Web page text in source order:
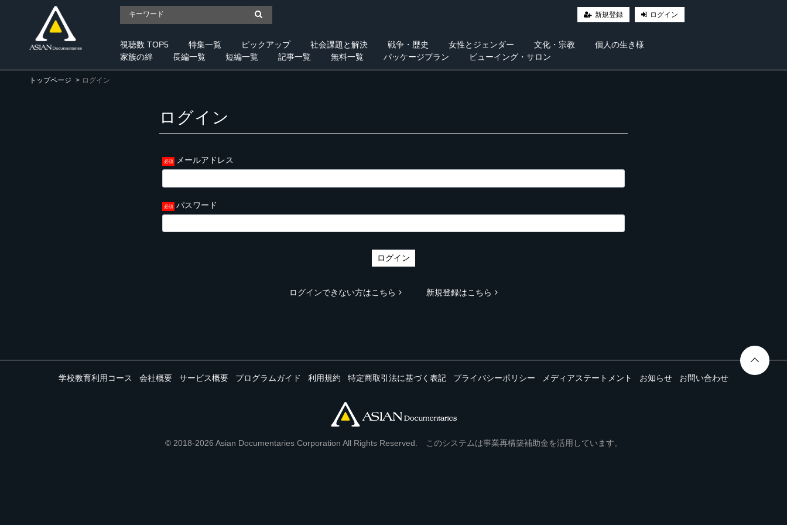
新規登録 ログイン
視聴数 TOP5 特集一覧 ピックアップ 社会課題と解決 戦争・歴史 女性とジェンダー 文化・宗教
個人の生き様
家族の絆
長編一覧 短編一覧 記事一覧 無料一覧 パッケージプラン ビューイング・サロン
トップページ ログイン
ログイン
メールアドレス
パスワード
ログイン
ログインできない方はこちら 新規登録はこちら
学校教育利用コース 会社概要 サービス概要 プログラムガイド 利用規約 特定商取引法に基づく表記 プライバシーポリシー メディアステートメント お知らせ お問い合わせ
© 2018-2026 Asian Documentaries Corporation All Rights Reserved. このシステムは事業再構築補助金を活用しています。